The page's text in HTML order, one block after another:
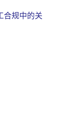
合规中的关